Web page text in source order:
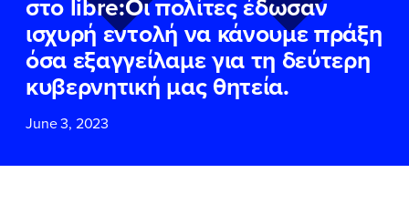
ισχυρή εντολή να κάνουμε πράξη
όσα εξαγγείλαμε για τη δεύτερη
κυβερνητική μας θητεία.
June 3, 2023
ΕΠΙΘΕΤΟ*
ΤΗΛΕΦΩΝΟ *
ΕΠΙΘΕΤΟ*
ΤΗΛΕΦΩΝΟ